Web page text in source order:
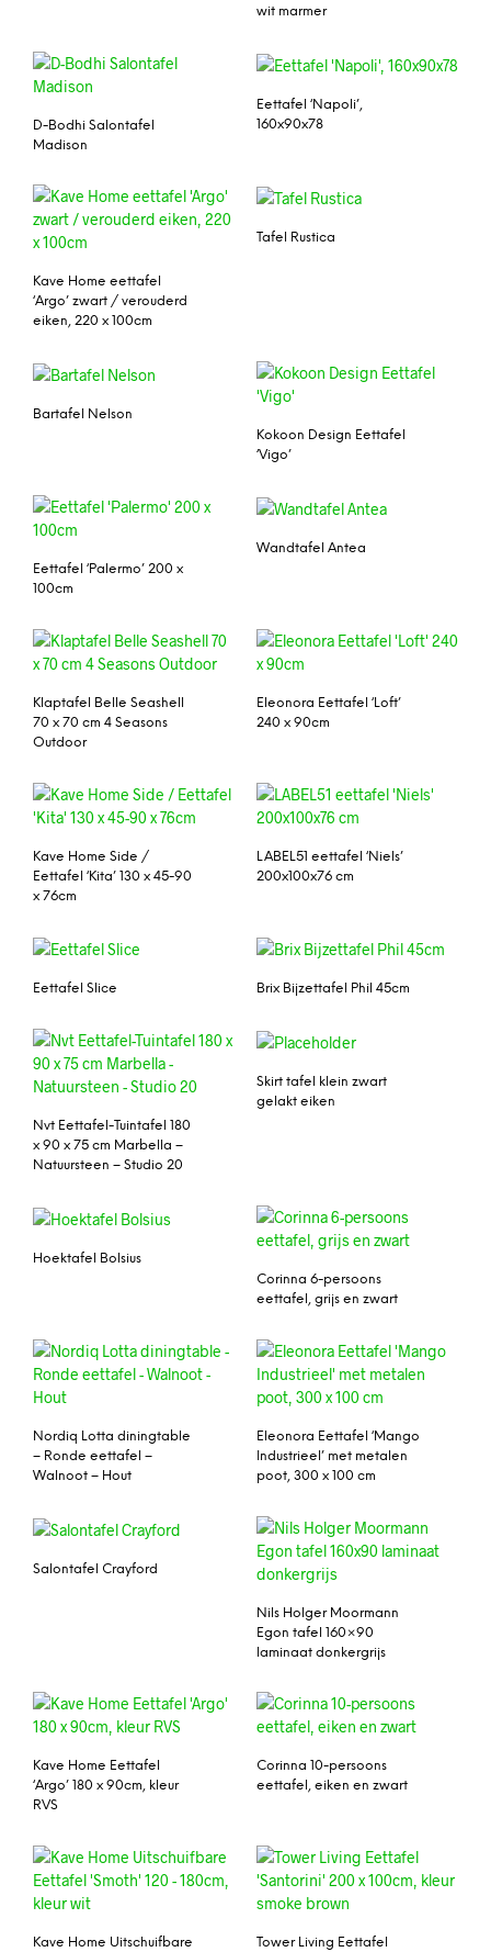
wit marmer
D-Bodhi Salontafel
Madison
Eettafel ‘Napoli’,
160x90x78
Kave Home eettafel
‘Argo’ zwart / verouderd
eiken, 220 x 100cm
Tafel Rustica
Bartafel Nelson
Kokoon Design Eettafel
‘Vigo’
Eettafel ‘Palermo’ 200 x
100cm
Wandtafel Antea
Klaptafel Belle Seashell
70 x 70 cm 4 Seasons
Outdoor
Eleonora Eettafel ‘Loft’
240 x 90cm
Kave Home Side /
Eettafel ‘Kita’ 130 x 45-90
x 76cm
LABEL51 eettafel ‘Niels’
200x100x76 cm
Eettafel Slice Brix Bijzettafel Phil 45cm
Nvt Eettafel-Tuintafel 180
x 90 x 75 cm Marbella –
Natuursteen – Studio 20
Skirt tafel klein zwart
gelakt eiken
Hoektafel Bolsius
Corinna 6-persoons
eettafel, grijs en zwart
Nordiq Lotta diningtable
– Ronde eettafel –
Walnoot – Hout
Eleonora Eettafel ‘Mango
Industrieel’ met metalen
poot, 300 x 100 cm
Salontafel Crayford
Nils Holger Moormann
Egon tafel 160×90
laminaat donkergrijs
Kave Home Eettafel
‘Argo’ 180 x 90cm, kleur
RVS
Corinna 10-persoons
eettafel, eiken en zwart
Kave Home Uitschuifbare Tower Living Eettafel